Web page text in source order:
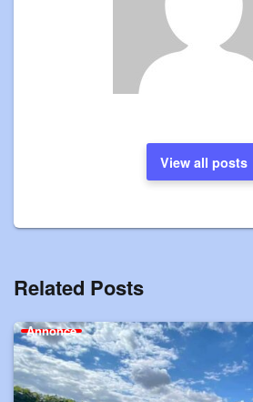
View all posts
Related Posts
Annonce